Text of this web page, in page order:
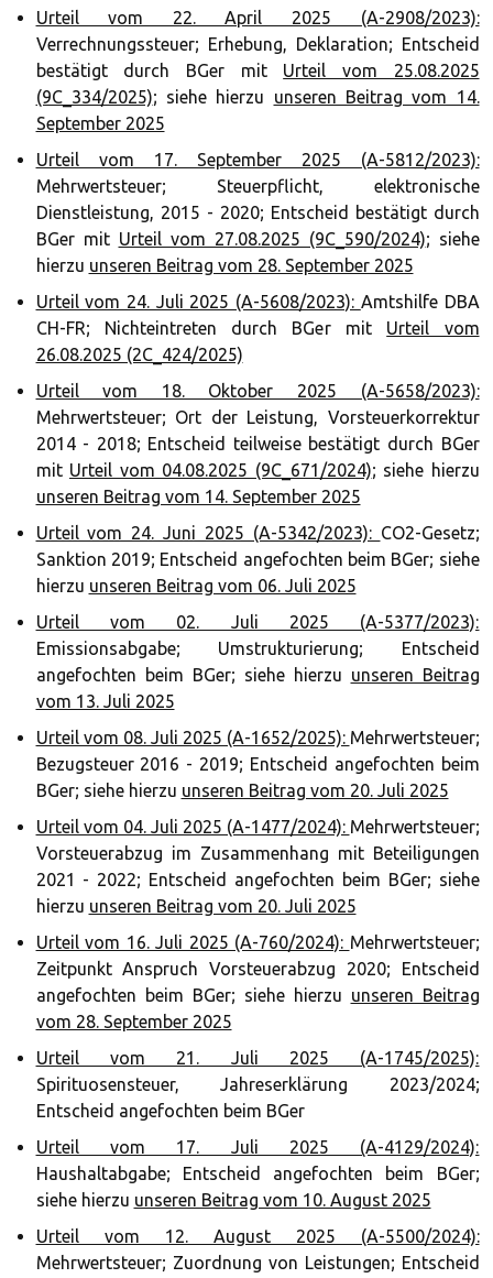
Urteil vom 22. April 2025 (A-2908/2023):
Verrechnungssteuer; Erhebung, Deklaration; Entscheid
bestätigt durch BGer mit Urteil vom 25.08.2025
(9C_334/2025); siehe hierzu unseren Beitrag vom 14.
September 2025
Urteil vom 17. September 2025 (A-5812/2023):
Mehrwertsteuer; Steuerpflicht, elektronische
Dienstleistung, 2015 - 2020; Entscheid bestätigt durch
BGer mit Urteil vom 27.08.2025 (9C_590/2024); siehe
hierzu unseren Beitrag vom 28. September 2025
Urteil vom 24. Juli 2025 (A-5608/2023): Amtshilfe DBA
CH-FR; Nichteintreten durch BGer mit Urteil vom
26.08.2025 (2C_424/2025)
Urteil vom 18. Oktober 2025 (A-5658/2023):
Mehrwertsteuer; Ort der Leistung, Vorsteuerkorrektur
2014 - 2018; Entscheid teilweise bestätigt durch BGer
mit Urteil vom 04.08.2025 (9C_671/2024); siehe hierzu
unseren Beitrag vom 14. September 2025
Urteil vom 24. Juni 2025 (A-5342/2023): CO2-Gesetz;
Sanktion 2019; Entscheid angefochten beim BGer; siehe
hierzu unseren Beitrag vom 06. Juli 2025
Urteil vom 02. Juli 2025 (A-5377/2023):
Emissionsabgabe; Umstrukturierung; Entscheid
angefochten beim BGer; siehe hierzu unseren Beitrag
vom 13. Juli 2025
Urteil vom 08. Juli 2025 (A-1652/2025): Mehrwertsteuer;
Bezugsteuer 2016 - 2019; Entscheid angefochten beim
BGer; siehe hierzu unseren Beitrag vom 20. Juli 2025
Urteil vom 04. Juli 2025 (A-1477/2024): Mehrwertsteuer;
Vorsteuerabzug im Zusammenhang mit Beteiligungen
2021 - 2022; Entscheid angefochten beim BGer; siehe
hierzu unseren Beitrag vom 20. Juli 2025
Urteil vom 16. Juli 2025 (A-760/2024): Mehrwertsteuer;
Zeitpunkt Anspruch Vorsteuerabzug 2020; Entscheid
angefochten beim BGer; siehe hierzu unseren Beitrag
vom 28. September 2025
Urteil vom 21. Juli 2025 (A-1745/2025):
Spirituosensteuer, Jahreserklärung 2023/2024;
Entscheid angefochten beim BGer
Urteil vom 17. Juli 2025 (A-4129/2024):
Haushaltabgabe; Entscheid angefochten beim BGer;
siehe hierzu unseren Beitrag vom 10. August 2025
Urteil vom 12. August 2025 (A-5500/2024):
Mehrwertsteuer; Zuordnung von Leistungen; Entscheid